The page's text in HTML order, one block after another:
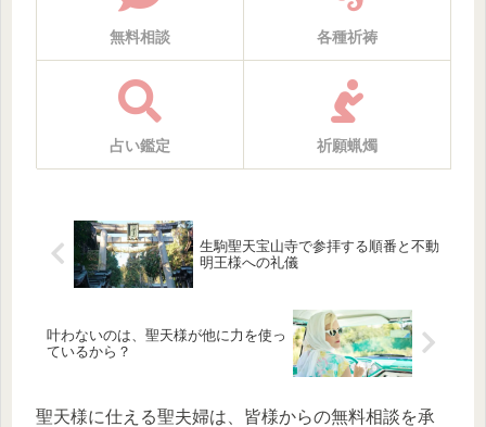
無料相談 各種祈祷
占い鑑定 祈願蝋燭
生駒聖天宝山寺で参拝する順番と不動
明王様への礼儀
叶わないのは、聖天様が他に力を使っ
ているから？
聖天様に仕える聖夫婦は、皆様からの無料相談を承